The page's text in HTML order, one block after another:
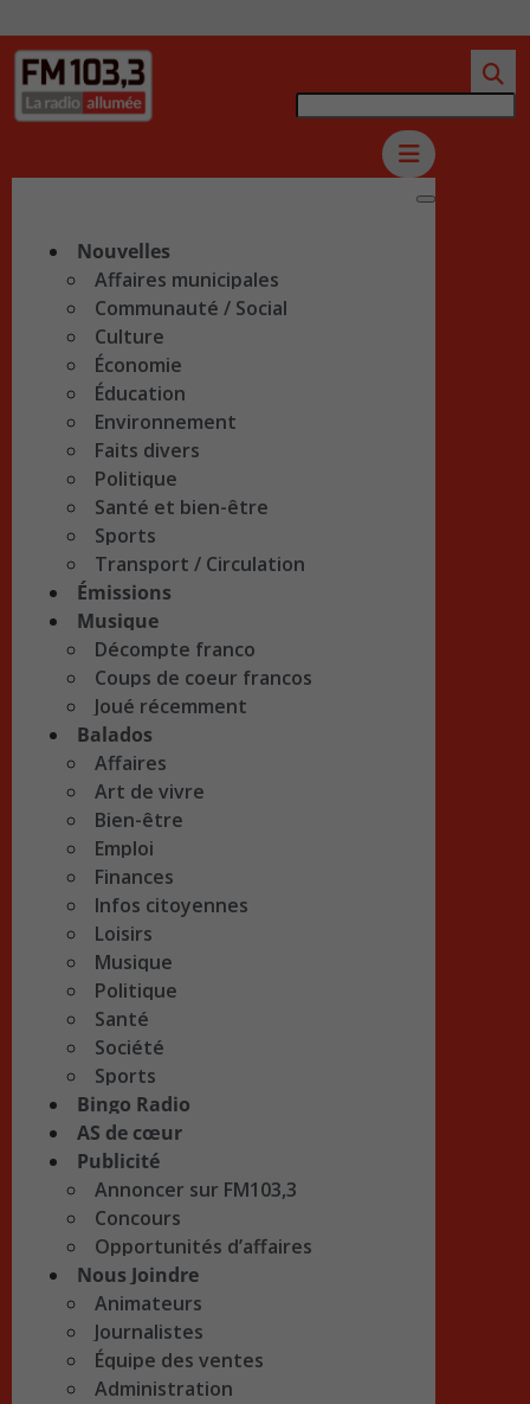
Nouvelles
Affaires municipales
Communauté / Social
Culture
Économie
Éducation
Environnement
Faits divers
Politique
Santé et bien-être
Sports
Transport / Circulation
Émissions
Musique
Décompte franco
Coups de coeur francos
Joué récemment
Balados
Affaires
Art de vivre
Bien-être
Emploi
Finances
Infos citoyennes
Loisirs
Musique
Politique
Santé
Société
Sports
Bingo Radio
AS de cœur
Publicité
Annoncer sur FM103,3
Concours
Opportunités d’affaires
Nous Joindre
Animateurs
Journalistes
Équipe des ventes
Administration